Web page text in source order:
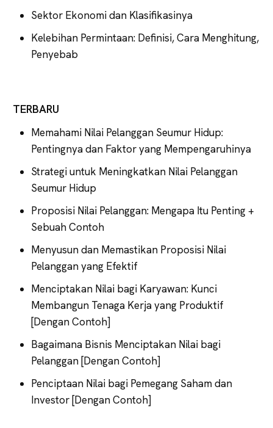
Sektor Ekonomi dan Klasifikasinya
Kelebihan Permintaan: Definisi, Cara Menghitung,
Penyebab
TERBARU
Memahami Nilai Pelanggan Seumur Hidup:
Pentingnya dan Faktor yang Mempengaruhinya
Strategi untuk Meningkatkan Nilai Pelanggan
Seumur Hidup
Proposisi Nilai Pelanggan: Mengapa Itu Penting +
Sebuah Contoh
Menyusun dan Memastikan Proposisi Nilai
Pelanggan yang Efektif
Menciptakan Nilai bagi Karyawan: Kunci
Membangun Tenaga Kerja yang Produktif
[Dengan Contoh]
Bagaimana Bisnis Menciptakan Nilai bagi
Pelanggan [Dengan Contoh]
Penciptaan Nilai bagi Pemegang Saham dan
Investor [Dengan Contoh]